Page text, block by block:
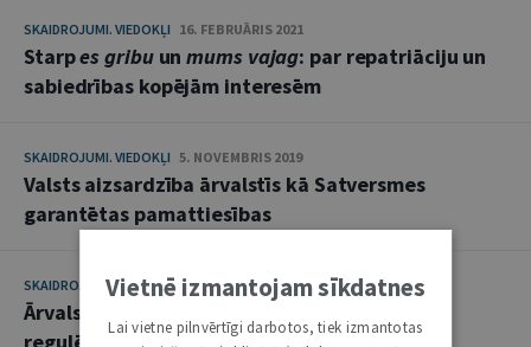
SKAIDROJUMI. VIEDOKĻI 16. FEBRUĀRIS 2021
Starpes gribuunmums vajag: par repatriāciju un
sabiedrības kopējām interesēm
SKAIDROJUMI. VIEDOKĻI 5. NOVEMBRIS 2019
Valsts aizsardzība ārvalstīs kā Satversmes
garantētas pamattiesības
SKAIDROJUMI. VIEDOKĻI 16. JŪLIJS 2019
Ārvalstu dokumentu izmantošanas tiesiskais
Vietnē izmantojam sīkdatnes
Lai vietne pilnvērtīgi darbotos, tiek izmantotas